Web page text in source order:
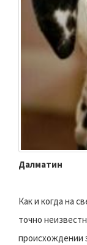
Далматин
Как и когда на
точно
происхождении